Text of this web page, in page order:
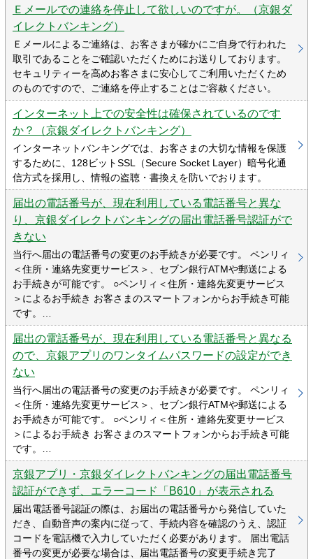
Ｅメールでの連絡を停止して欲しいのですが。（京銀ダ
イレクトバンキング）
Ｅメールによるご連絡は、お客さまが確かにご自身で行われた
取引であることをご確認いただくためにお送りしております。
セキュリティーを高めお客さまに安心してご利用いただくため
のものですので、ご連絡を停止することはご容赦ください。
インターネット上での安全性は確保されているのです
か？（京銀ダイレクトバンキング）
インターネットバンキングでは、お客さまの大切な情報を保護
するために、128ビットSSL（Secure Socket Layer）暗号化通
信方式を採用し、情報の盗聴・書換えを防いでおります。
届出の電話番号が、現在利用している電話番号と異な
り、京銀ダイレクトバンキングの届出電話番号認証がで
きない
当行へ届出の電話番号の変更のお手続きが必要です。 ペンリィ
＜住所・連絡先変更サービス＞、セブン銀行ATMや郵送による
お手続きが可能です。 ○ペンリィ＜住所・連絡先変更サービス
＞によるお手続き お客さまのスマートフォンからお手続き可能
です。…
届出の電話番号が、現在利用している電話番号と異なる
ので、京銀アプリのワンタイムパスワードの設定ができ
ない
当行へ届出の電話番号の変更のお手続きが必要です。 ペンリィ
＜住所・連絡先変更サービス＞、セブン銀行ATMや郵送による
お手続きが可能です。 ○ペンリィ＜住所・連絡先変更サービス
＞によるお手続き お客さまのスマートフォンからお手続き可能
です。…
京銀アプリ・京銀ダイレクトバンキングの届出電話番号
認証ができず、エラーコード「B610」が表示される
届出電話番号認証の際は、お届出の電話番号から発信していた
だき、自動音声の案内に従って、手続内容を確認のうえ、認証
コードを電話機で入力していただく必要があります。 届出電話
番号の変更が必要な場合は、届出電話番号の変更手続き完了